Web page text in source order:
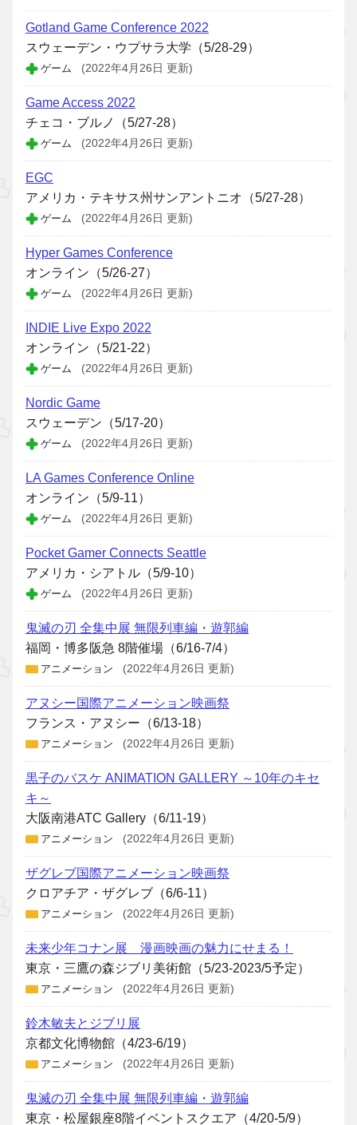
Gotland Game Conference 2022
スウェーデン・ウプサラ大学（5/28-29）
ゲーム (2022年4月26日 更新)
Game Access 2022
チェコ・ブルノ（5/27-28）
ゲーム (2022年4月26日 更新)
EGC
アメリカ・テキサス州サンアントニオ（5/27-28）
ゲーム (2022年4月26日 更新)
Hyper Games Conference
オンライン（5/26-27）
ゲーム (2022年4月26日 更新)
INDIE Live Expo 2022
オンライン（5/21-22）
ゲーム (2022年4月26日 更新)
Nordic Game
スウェーデン（5/17-20）
ゲーム (2022年4月26日 更新)
LA Games Conference Online
オンライン（5/9-11）
ゲーム (2022年4月26日 更新)
Pocket Gamer Connects Seattle
アメリカ・シアトル（5/9-10）
ゲーム (2022年4月26日 更新)
鬼滅の刃 全集中展 無限列車編・遊郭編
福岡・博多阪急 8階催場（6/16-7/4）
アニメーション (2022年4月26日 更新)
アヌシー国際アニメーション映画祭
フランス・アヌシー（6/13-18）
アニメーション (2022年4月26日 更新)
黒子のバスケ ANIMATION GALLERY ～10年のキセ
キ～
大阪南港ATC Gallery（6/11-19）
アニメーション (2022年4月26日 更新)
ザグレブ国際アニメーション映画祭
クロアチア・ザグレブ（6/6-11）
アニメーション (2022年4月26日 更新)
未来少年コナン展 漫画映画の魅力にせまる！
東京・三鷹の森ジブリ美術館（5/23-2023/5予定）
アニメーション (2022年4月26日 更新)
鈴木敏夫とジブリ展
京都文化博物館（4/23-6/19）
アニメーション (2022年4月26日 更新)
鬼滅の刃 全集中展 無限列車編・遊郭編
東京・松屋銀座8階イベントスクエア（4/20-5/9）